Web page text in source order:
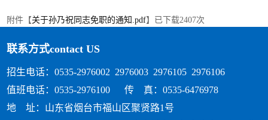
附件【关于孙乃祝同志免职的通知.pdf】已下载2407次
联系方式contact US
招生电话：0535-2976002 2976003 2976105 2976106
值班电话：0535-2976100 传 真：0535-6476978
地 址：山东省烟台市福山区聚贤路1号